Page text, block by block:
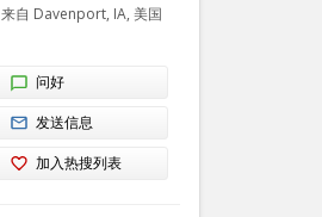
来自 Davenport, IA, 美国
问好
发送信息
加入热搜列表